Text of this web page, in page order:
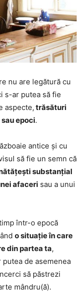
nu are legătură cu
s-ar putea să fie
aspecte, trăsături
epoci.
antice și cu
să fie un semn că
substanțial
afaceri sau a unui
într-o epocă
o situație în care
din partea ta,
de asemenea
să păstrezi
mândru(ă).